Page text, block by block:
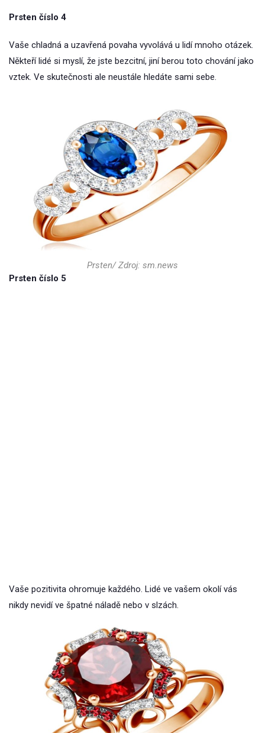
Prsten číslo 4
Vaše chladná a uzavřená povaha vyvolává u lidí mnoho otázek.
Někteří lidé si myslí, že jste bezcitní, jiní berou toto chování jako
vztek. Ve skutečnosti ale neustále hledáte sami sebe.
Prsten/ Zdroj: sm.news
Prsten číslo 5
Vaše pozitivita ohromuje každého. Lidé ve vašem okolí vás
nikdy nevidí ve špatné náladě nebo v slzách.